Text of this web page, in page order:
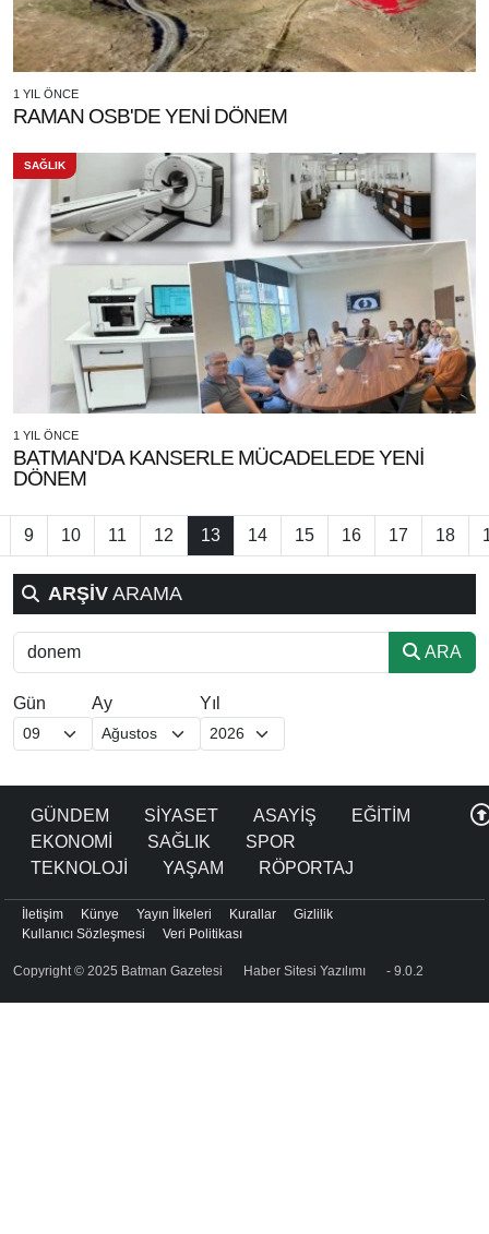
1 YIL ÖNCE
RAMAN OSB'DE YENİ DÖNEM
SAĞLIK
1 YIL ÖNCE
BATMAN'DA KANSERLE MÜCADELEDE YENİ
DÖNEM
9 10 11 12 13 14 15 16 17 18
ARŞİV ARAMA
ARA
Gün Ay Yıl
GÜNDEM SİYASET ASAYİŞ
EĞİTİM
EKONOMİ
SAĞLIK
SPOR
TEKNOLOJİ
YAŞAM RÖPORTAJ
Copyright © 2025 Batman Gazetesi Haber Sitesi Yazılımı - 9.0.2
İletişim Künye Yayın İlkeleri Kurallar
Gizlilik
Kullanıcı Sözleşmesi
Veri Politikası